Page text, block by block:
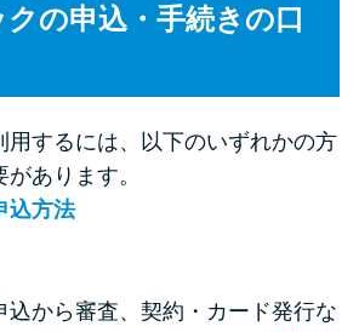
の申込・手続きの口
用するには、以下のいずれかの方
あります。
込方法
込から審査、契約・カード発行な